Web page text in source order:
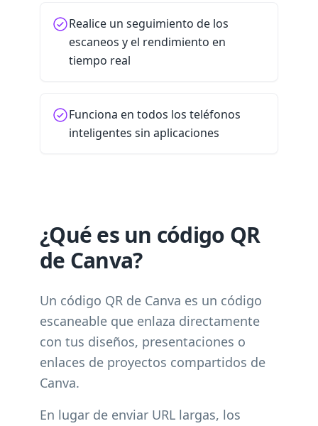
Realice un seguimiento de los
escaneos y el rendimiento en
tiempo real
Funciona en todos los teléfonos
inteligentes sin aplicaciones
¿Qué es un código QR
de Canva?
Un código QR de Canva es un código
escaneable que enlaza directamente
con tus diseños, presentaciones o
enlaces de proyectos compartidos de
Canva.
En lugar de enviar URL largas, los